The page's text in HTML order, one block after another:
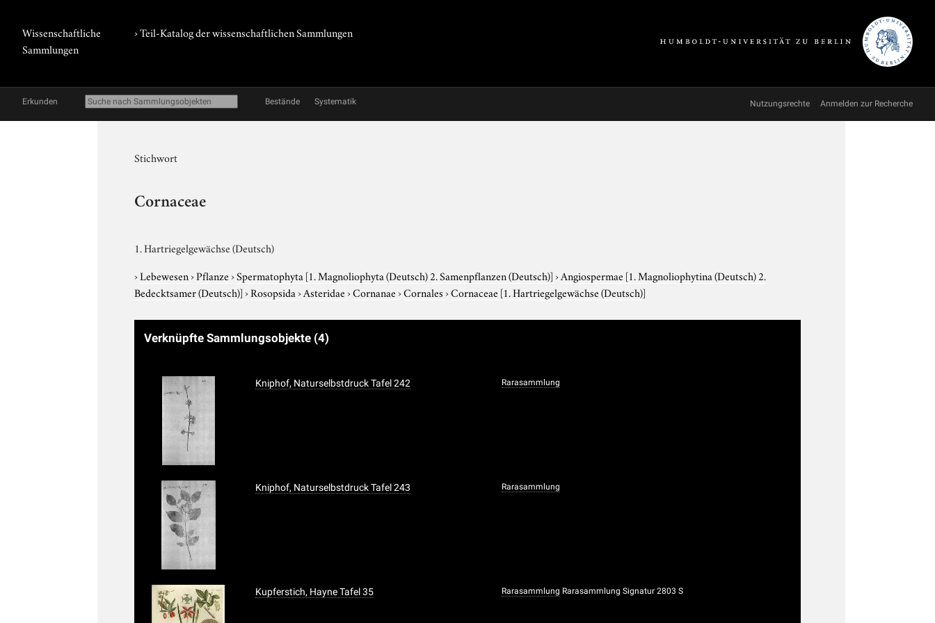
Wissenschaftliche
Sammlungen
› Teil-Katalog der wissenschaftlichen Sammlungen
Erkunden Bestände Systematik Nutzungsrechte Anmelden zur Recherche
Stichwort
Cornaceae
1. Hartriegelgewächse (Deutsch)
›Lebewesen›Pflanze›Spermatophyta [1. Magnoliophyta (Deutsch) 2. Samenpflanzen (Deutsch)]›Angiospermae [1. Magnoliophytina (Deutsch) 2.
Bedecktsamer (Deutsch)]›Rosopsida›Asteridae›Cornanae›Cornales›Cornaceae [1. Hartriegelgewächse (Deutsch)]
Verknüpfte Sammlungsobjekte (4)
Kniphof, Naturselbstdruck Tafel 242 Rarasammlung
Kniphof, Naturselbstdruck Tafel 243 Rarasammlung
Kupferstich, Hayne Tafel 35 Rarasammlung Rarasammlung Signatur 2803 S